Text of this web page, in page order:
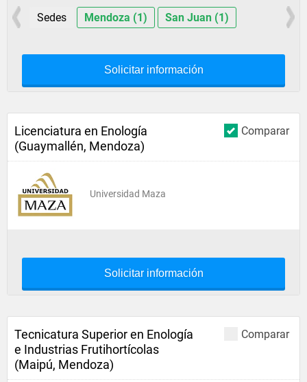
Sedes Mendoza (1) San Juan (1)
Solicitar información
Comparar
Licenciatura en Enología
(Guaymallén, Mendoza)
Universidad Maza
Solicitar información
Comparar
Tecnicatura Superior en Enología
e Industrias Frutihortícolas
(Maipú, Mendoza)